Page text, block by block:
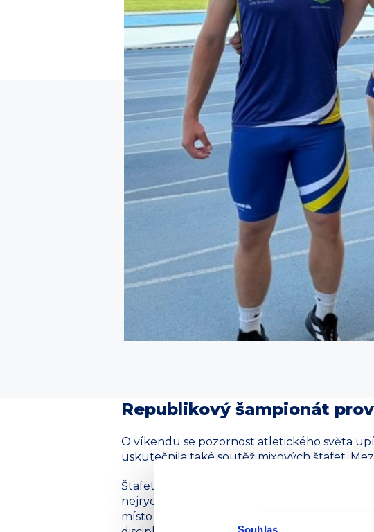
Souhlas
Republikový šampionát
O víkendu se pozornost atletického světa
uskutečnila také soutěž mixových štafet.
Štafeta kategorie U18 ve složení Rostislav
nejrychlejším časem. Ve finálovém běhu
místo v republikové konkurenci. Účast na